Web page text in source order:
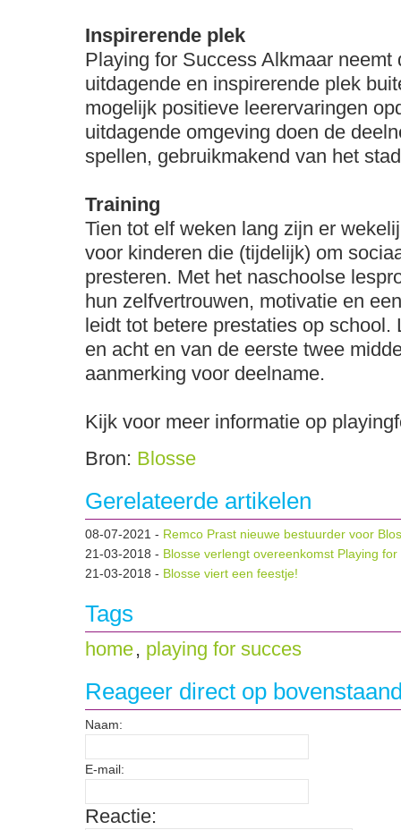
Inspirerende plek
Playing for Success Alkmaar
uitdagende en inspirerende plek
mogelijk positieve leerervaringen
uitdagende omgeving doen de
spellen, gebruikmakend van het
Training
Tien tot elf weken lang zijn er
voor kinderen die (tijdelijk) om
presteren. Met het naschoolse
hun zelfvertrouwen, motivatie en
leidt tot betere prestaties op
en acht en van de eerste twee
aanmerking voor deelname.
Kijk voor meer informatie op
Bron: Blosse
Gerelateerde artikelen
08-07-2021 - Remco Prast nieuwe bestuurder voor
21-03-2018 - Blosse verlengt overeenkomst Playing for
21-03-2018 - Blosse viert een feestje!
Tags
home, playing for succes
Reageer direct op
Naam:
E-mail:
Reactie: